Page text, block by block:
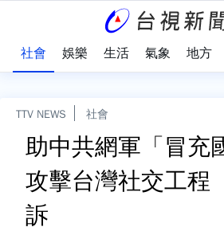
社會 娛樂 生活 氣象 地方
TTV NEWS 社會
助中共網軍「冒充
攻擊台灣社交工
訴